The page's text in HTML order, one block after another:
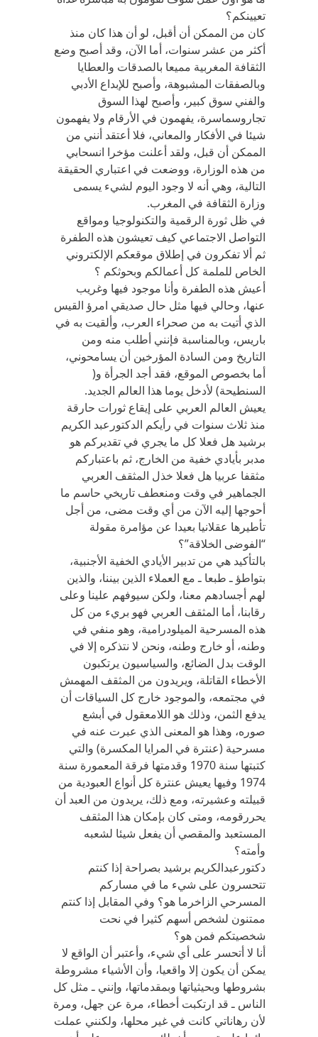
تعيينكم؟
كان من الممكن أن أقبل، لو أن هذا كان منذ
أكثر من عشر سنوات، أما الآن، وقد أصبح وضع
الثقافة المغربية مميعا بالصدقات والعطايا
وبالصفقات المشبوهة، وأصبح للإبداع الأدبي
والفني سوق كبير، وأصبح لهذا السوق
تجاروسماسرة، يفهمون في الأرقام ولا يفهمون
شيئا في الأفكار والمعاني، فلا أعتقد أنني من
الممكن أن قبل، ولقد أعلنت مؤخرا انسحابي
من هذه الوزارة، ووضعت في اعتباري الحقيقة
التالية، وهي أنه لا وجود اليوم لشيء يسمى
وزارة الثقافة في المغرب.
في ظل ثورة الرقمية والتكنولوجيا ومواقع
التواصل الاجتماعي كيف تعيشون هذه الطفرة
ثم ألا تفكرون في إطلاق موقعكم الإلكتروني
الخاص للملمة كل أعمالكم وبحوثكم ؟
أعيش هذه الطفرة وأنا موجود فيها وغريب
عنها، وحالي فيها مثل حال صديقي امرؤ القيس
الذي أتيت به من صحراء العرب، وألقيت به في
باريس، وبالمناسبة فإنني أطلب منه ومن
التاريخ ومن السادة المؤرخين أن يسامحوني،
أما بخصوص الموقع، فقد أجد الجرأة و(
السنطيحة) لأدخل يوما هذا العالم الجديد.
يعيش العالم العربي على إيقاع ثورات حارقة
منذ ثلاث سنوات في رأيكم الدكتورعبد الكريم
برشيد هل فعلا كل ما يجري في تقديركم هو
مدبر بأيادي خفية من الخارج، ثم باعتباركم
مثقفا عربيا هل فعلا خذل المثقف العربي
الجماهير في وقت ومنعطف تاريخي حاسم ما
أحوجها إليه الآن من أي وقت مضى، من أجل
تأطيرها عقلانيا بعيدا عن مؤامرة مقولة
“الفوضى الخلاقة”؟
بالتأكيد هي من تدبير الأيادي الخفية الأجنبية،
بتواطؤ ـ طبعا ـ مع العملاء الذين بيننا، والذين
لهم أجسادهم معنا، ولكن سيوفهم علينا وعلى
رقابنا، أما المثقف العربي فهو بريء من كل
هذه المسرحية الميلودرامية، وهو منفي في
وطنه، أو خارج وطنه، ونحن لا نتذكره إلا في
الوقت بدل الضائع، والسياسيون يرتكبون
الأخطاء القاتلة، ويريدون من المثقف المهمش
في مجتمعه، والموجود خارج كل السياقات أن
يدفع الثمن، وذلك هو اللامعقول في أبشع
صوره، وهذا هو المعنى الذي عبرت عنه في
مسرحية (عنترة في المرايا المكسرة) والتي
كتبتها سنة 1970 وقدمتها فرقة المعمورة سنة
1974 وفيها يعيش عنترة كل أنواع العبودية من
قبيلته وعشيرته، ومع ذلك، يريدون من العبد أن
يحررقومه، ومتى كان بإمكان هذا المثقف
المستعبد والمقصي أن يفعل شيئا لشعبه
وأمته؟
دكتورعبدالكريم برشيد بصراحة إذا كنتم
تتحسرون على شيء ما في مساركم
المسرحي الزاخرما هو؟ وفي المقابل إذا كنتم
ممتنون لشخص أسهم كثيرا في نحت
شخصيتكم فمن هو؟
أنا لا أتحسر على أي شيء، وأعتبر أن الواقع لا
يمكن أن يكون إلا واقعيا، وأن الأشياء مشروطة
بشروطها وبحيثياتها وبمقدماتها، وإنني ـ مثل كل
الناس ـ قد ارتكبت أخطاء، مرة عن جهل، ومرة
لأن رهاناتي كانت في غير محلها، ولكنني عملت